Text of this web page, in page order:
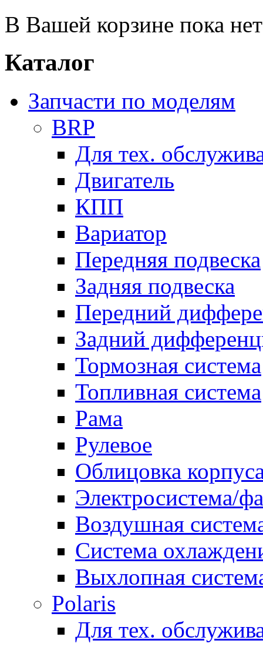
В Вашей корзине пока
Каталог
Запчасти по моделям
BRP
Для тех.
Двигатель
КПП
Вариатор
Передняя подвеска
Задняя подвеска
Передний
Задний
Тормозная система
Топливная система
Рама
Рулевое
Облицовка
Электросистема/
Воздушная
Система
Выхлопная
Polaris
Для тех.